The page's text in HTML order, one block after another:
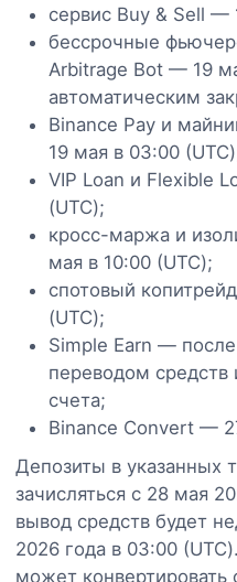
сервис Buy & Sell —
бессрочные
Arbitrage Bot — 19
автоматическим
Binance Pay и
19 мая в 03:00
VIP Loan и Flexible
(UTC);
кросс-маржа и
мая в 10:00 (UTC);
спотовый
(UTC);
Simple Earn —
переводом средств
счета;
Binance Convert —
Депозиты в указанных
зачисляться с 28 мая
вывод средств будет
2026 года в 03:00
может конвертировать